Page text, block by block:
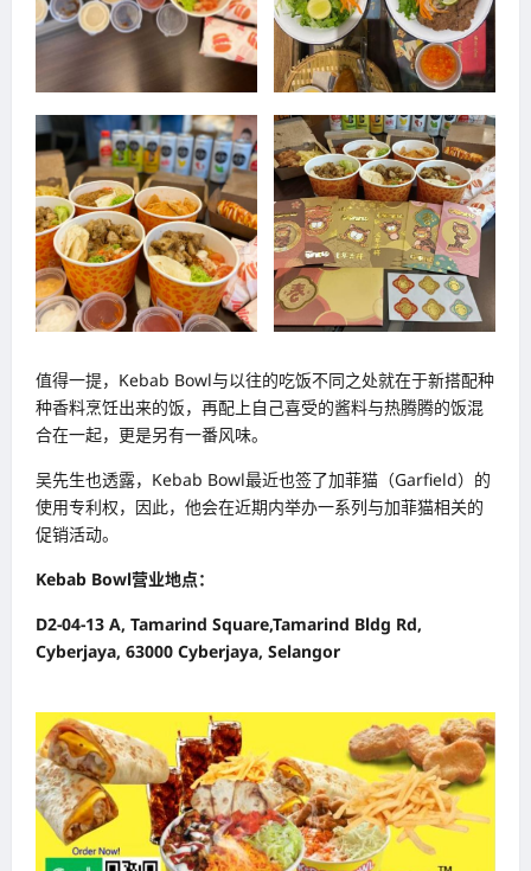
值得一提，Kebab Bowl与以往的吃饭不同之处就在于新搭配种
种香料烹饪出来的饭，再配上自己喜受的酱料与热腾腾的饭混
合在一起，更是另有一番风味。
吴先生也透露，Kebab Bowl最近也签了加菲猫（Garfield）的
使用专利权，因此，他会在近期内举办一系列与加菲猫相关的
促销活动。
Kebab Bowl营业地点：
D2-04-13 A, Tamarind Square,Tamarind Bldg Rd,
Cyberjaya, 63000 Cyberjaya, Selangor